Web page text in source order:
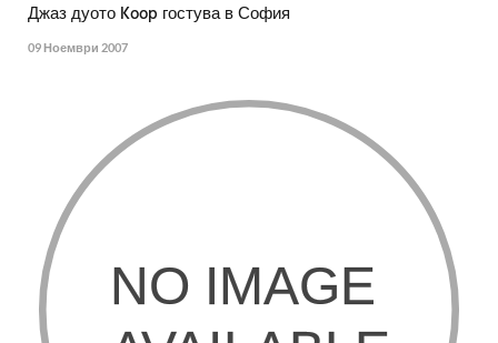
Джаз дуото Koop гостува в София
09 Ноември 2007